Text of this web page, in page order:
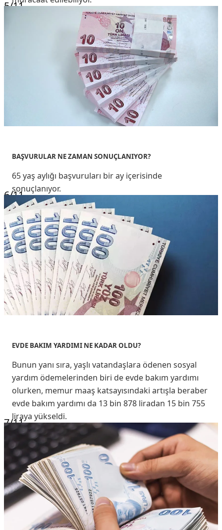
5/11
BAŞVURULAR NE ZAMAN SONUÇLANIYOR?
65 yaş aylığı başvuruları bir ay içerisinde
sonuçlanıyor.
6/11
EVDE BAKIM YARDIMI NE KADAR OLDU?
Bunun yanı sıra, yaşlı vatandaşlara ödenen sosyal
yardım ödemelerinden biri de evde bakım yardımı
olurken, memur maaş katsayısındaki artışla beraber
evde bakım yardımı da 13 bin 878 liradan 15 bin 755
liraya yükseldi.
7/11